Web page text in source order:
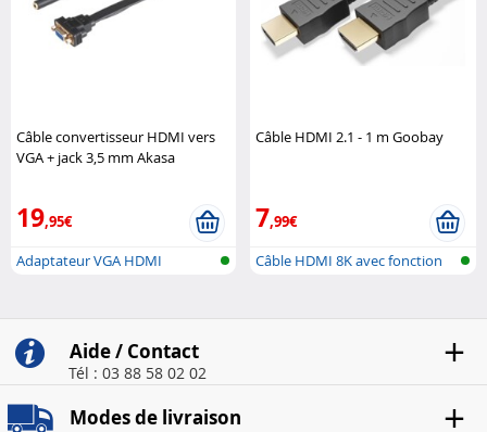
Câble convertisseur HDMI vers
VGA + jack 3,5 mm Akasa
19,95€
Adaptateur VGA HDMI
Câble HDMI 2.1 - 1 m Goobay
7,99€
Câble HDMI 8K avec fonction
Aide / Contact
Tél : 03 88 58 02 02
Modes de livraison